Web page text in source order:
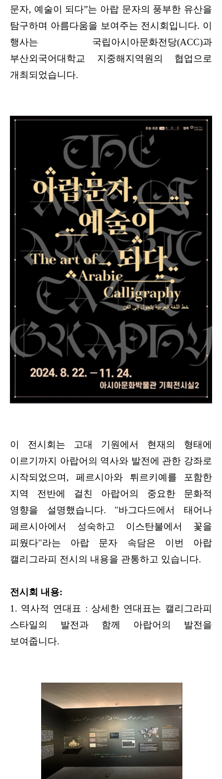
문자, 예술이 되다”는 아랍 문자의 풍부한 유산을
탐구하며 아름다움을 보여주는 전시회입니다. 이
행사는 국립아시아문화전당(ACC)과
부산외국어대학교 지중해지역원의 협업으로
개최되었습니다.
이 전시회는 고대 기원에서 현재의 형태에
이르기까지 아랍어의 역사와 발전에 관한 강좌로
시작되었으며, 페르시아와 튀르키예를 포함한
지역 전반에 걸친 아랍어의 중요한 문화적
영향을 설명했습니다. "바그다드에서 태어나
페르시아에서 성숙하고 이스탄불에서 꽃을
피웠다"라는 아랍 문자 속담은 이번 아랍
캘리그라피 전시의 내용을 관통하고 있습니다.
전시회 내용:
1. 역사적 연대표 : 상세한 연대표는 캘리그라피
스타일의 발전과 함께 아랍어의 발전을
보여줍니다.